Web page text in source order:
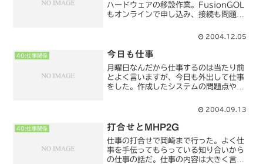
ハードウェアの移設作業。FusionGOL
もオンラインで申し込み、接続も問題な
話などが繋がっていくのでとても不思議
感もあった。しか...
2004.12.05
40:仕事関係 今日も仕事
月曜日なんだから仕事するのは当たり前
とよく言いますが、今日も外出して仕事
をした。作成したシステムの問題点や要
築前にこのような事をするのだが、時間
て良いと言う事だったので...
2004.09.13
40:仕事関係 打合せとMHP2G
仕事の打合せで岡崎まで行った。よく仕
事を手伝ってもらっている知り合いから
の仕事の話だ。仕事の内容は大きく言え